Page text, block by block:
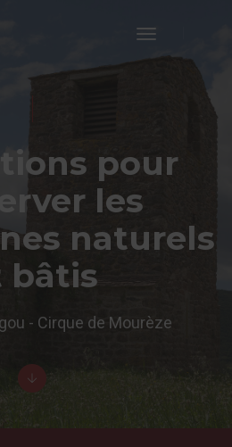
Toggle
Navigation
pour
les
naturels
bâtis
- Cirque de Mourèze